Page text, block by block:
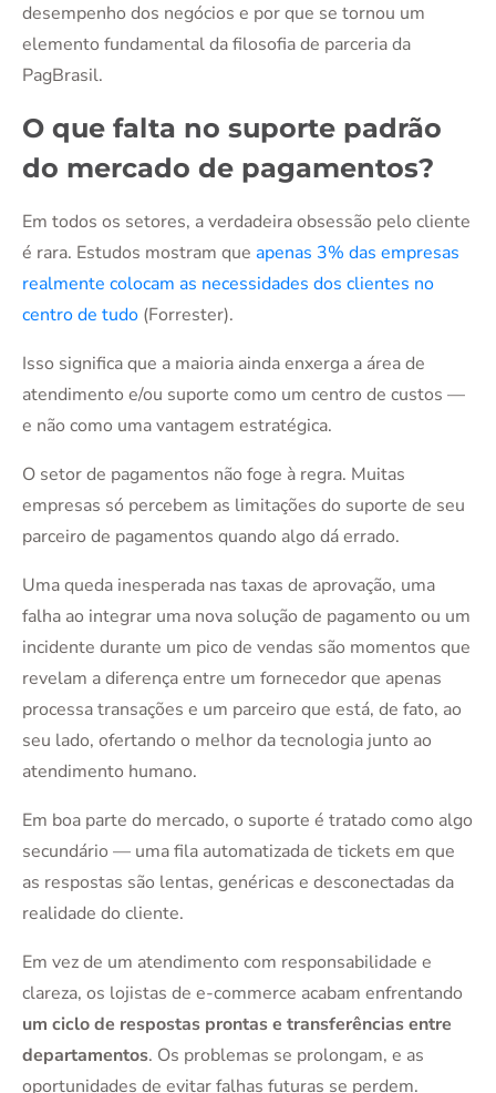
desempenho dos negócios e por que se tornou um
elemento fundamental da filosofia de parceria da
PagBrasil.
O que falta no suporte padrão
do mercado de pagamentos?
Em todos os setores, a verdadeira obsessão pelo cliente
é rara. Estudos mostram que apenas 3% das empresas
realmente colocam as necessidades dos clientes no
centro de tudo (Forrester).
Isso significa que a maioria ainda enxerga a área de
atendimento e/ou suporte como um centro de custos —
e não como uma vantagem estratégica.
O setor de pagamentos não foge à regra. Muitas
empresas só percebem as limitações do suporte de seu
parceiro de pagamentos quando algo dá errado.
Uma queda inesperada nas taxas de aprovação, uma
falha ao integrar uma nova solução de pagamento ou um
incidente durante um pico de vendas são momentos que
revelam a diferença entre um fornecedor que apenas
processa transações e um parceiro que está, de fato, ao
seu lado, ofertando o melhor da tecnologia junto ao
atendimento humano.
Em boa parte do mercado, o suporte é tratado como algo
secundário — uma fila automatizada de tickets em que
as respostas são lentas, genéricas e desconectadas da
realidade do cliente.
Em vez de um atendimento com responsabilidade e
clareza, os lojistas de e-commerce acabam enfrentando
um ciclo de respostas prontas e transferências entre
departamentos. Os problemas se prolongam, e as
oportunidades de evitar falhas futuras se perdem.